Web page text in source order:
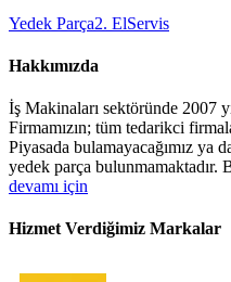
Yedek Parça2. ElServis
Hakkımızda
İş Makinaları sektöründe 2007
Firmamızın; tüm tedarikci
Piyasada bulamayacağımız ya
yedek parça bulunmamaktadır.
devamı için
Hizmet Verdiğimiz Markalar